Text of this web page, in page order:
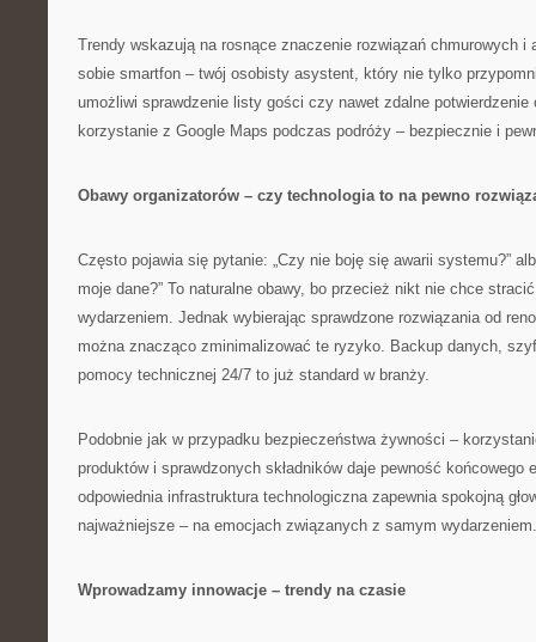
Trendy wskazują na rosnące znaczenie rozwiązań chmurowych i
sobie smartfon – twój osobisty asystent, który nie tylko
umożliwi sprawdzenie listy gości czy nawet zdalne potwierdzenie
korzystanie z Google Maps podczas podróży – bezpiecznie i
Obawy organizatorów – czy technologia to na pewno
Często pojawia się pytanie: „Czy nie boję się awarii systemu?”
moje dane?” To naturalne obawy, bo przecież nikt nie chce
wydarzeniem. Jednak wybierając sprawdzone rozwiązania od
można znacząco zminimalizować te ryzyko. Backup danych,
pomocy technicznej 24/7 to już standard w branży.
Podobnie jak w przypadku bezpieczeństwa żywności –
produktów i sprawdzonych składników daje pewność końcowego
odpowiednia infrastruktura technologiczna zapewnia spokojną
najważniejsze – na emocjach związanych z samym wydarzeniem.
Wprowadzamy innowacje – trendy na czasie